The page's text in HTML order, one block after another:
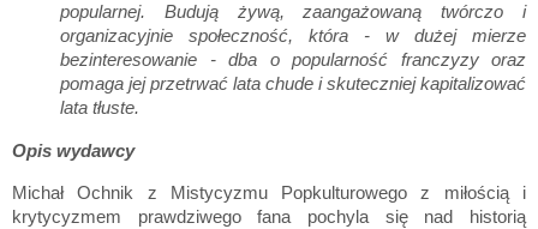
popularnej. Budują żywą, zaangażowaną twórczo i
organizacyjnie społeczność, która - w dużej mierze
bezinteresowanie - dba o popularność franczyzy oraz
pomaga jej przetrwać lata chude i skuteczniej kapitalizować
lata tłuste.
Opis wydawcy
Michał Ochnik z Mistycyzmu Popkulturowego z miłością i
krytycyzmem prawdziwego fana pochyla się nad historią